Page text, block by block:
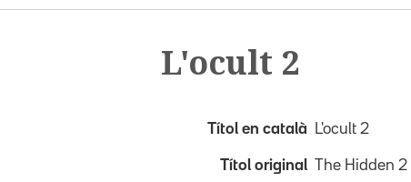
L'ocult 2
Títol en català L'ocult 2
Títol original The Hidden 2